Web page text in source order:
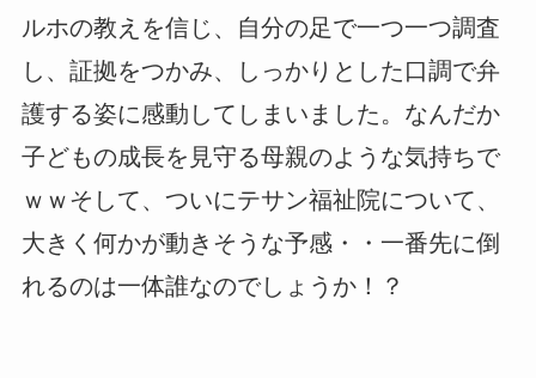
ルホの教えを信じ、自分の足で一つ一つ調査
し、証拠をつかみ、しっかりとした口調で弁
護する姿に感動してしまいました。なんだか
子どもの成長を見守る母親のような気持ちで
ｗｗそして、ついにテサン福祉院について、
大きく何かが動きそうな予感・・一番先に倒
れるのは一体誰なのでしょうか！？